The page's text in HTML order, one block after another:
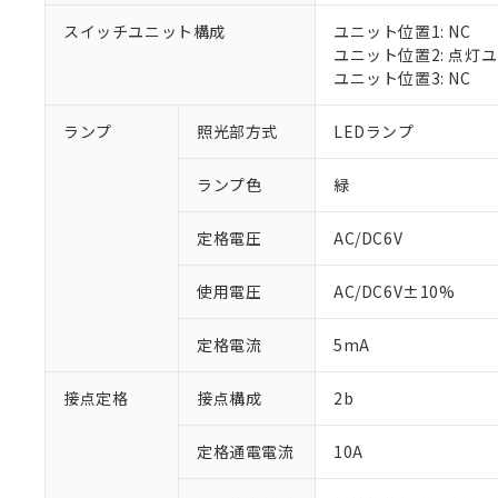
スイッチユニット構成
ユニット位置1: NC
ユニット位置2: 点灯
ユニット位置3: NC
ランプ 照光部方式 LEDランプ
ランプ色 緑
定格電圧 AC/DC6V
使用電圧 AC/DC6V±10%
定格電流 5mA
接点定格 接点構成 2b
定格通電電流 10A
ご利用条件
以下の条件をお読
当社制御機
在庫状況お
のであり、
い。
当社販売員
ている必要
対応予定：EU
対応予定なし：
調査・確認中：
非該当品：ライセ
仕入先様の事情に
があります。
六価クロム(Cr(Ⅵ))
ル（DBP） 1000ppm
但し、RoHS指令で産業
フタル酸エステル類の
※2 対応予定月
※1 中国
「－」：未確認で
*中国RoHS10物質の基
Pb(鉛) :1000ppm、 Hg(
Cr(Ⅵ)(六価クロム) :
DBP(フタル酸ジブチル
「ｅ」：有害物質
う）を輸出
などの必要な
ます。
当社は貴社
当社は、貴
記
号
○ 一定数
△ 一定数
－
在庫な